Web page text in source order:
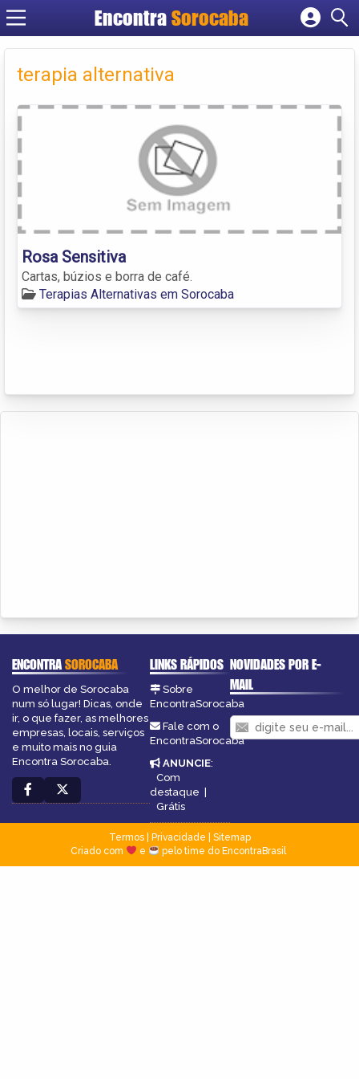
EncontraSorocaba
Cadastrar empresa
Criar conta
terapia alternativa
Rosa Sensitiva
Cartas, búzios e borra de café.
Terapias Alternativas em Sorocaba
ENCONTRASOROCABA
O melhor de Sorocaba
num só lugar! Dicas, onde
ir, o que fazer, as melhores
empresas, locais, serviços
e muito mais no guia
Encontra Sorocaba.
LINKS RÁPIDOS
Sobre
EncontraSorocaba
Fale com o
EncontraSorocaba
ANUNCIE:
Com
destaque |
Grátis
NOVIDADES POR E-
MAIL
Termos| Privacidade
Sitemap
Criado com
e pelo time do EncontraBrasil